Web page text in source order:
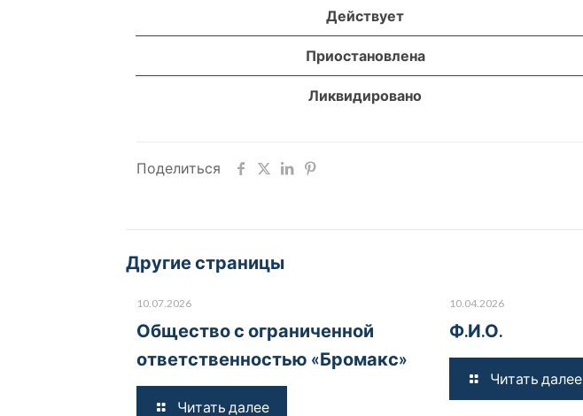
Действует
Приостановлена
Ликвидировано
Поделиться
Другие страницы
10.07.2026
Общество с ограниченной
ответственностью «Бромакс»
Читать далее
10.04.2026
Ф.И.О.
Читать далее